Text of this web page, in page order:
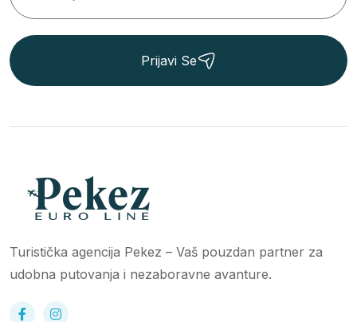
Prijavi Se
Turistička agencija Pekez – Vaš pouzdan partner za
udobna putovanja i nezaboravne avanture.